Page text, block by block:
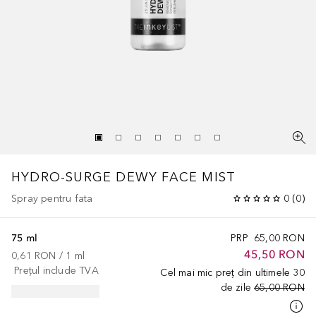
HYDRO-SURGE DEWY FACE MIST
Spray pentru fata 0 (0)
PRP 65,00 RON
45,50 RON
Cel mai mic preț din ultimele 30
de zile 65,00 RON
75 ml
0,61 RON / 1 ml
Prețul include TVA